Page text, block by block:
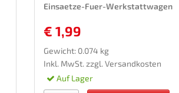
Einsaetze-Fuer-Werkstattwagen
€ 1,99
Gewicht: 0.074 kg
Inkl. MwSt. zzgl. Versandkosten
Auf Lager